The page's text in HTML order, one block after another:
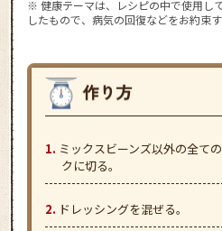
※ 健康テーマは、レシピの中で使用し
したもので、病気の回復などをお約束
ミックスビーンズ以外の全て
クに切る。
ドレッシングを混ぜる。